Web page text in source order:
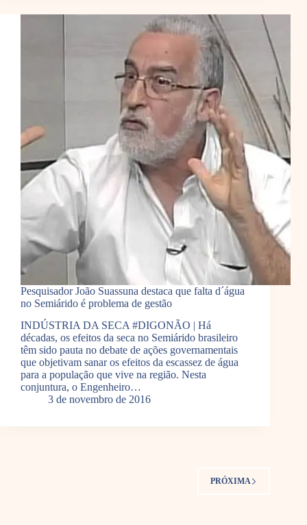
Pesquisador João Suassuna destaca que falta d´água
no Semiárido é problema de gestão
INDÚSTRIA DA SECA #DIGONÃO | Há
décadas, os efeitos da seca no Semiárido brasileiro
têm sido pauta no debate de ações governamentais
que objetivam sanar os efeitos da escassez de água
para a população que vive na região. Nesta
conjuntura, o Engenheiro…
3 de novembro de 2016
PRÓXIMA